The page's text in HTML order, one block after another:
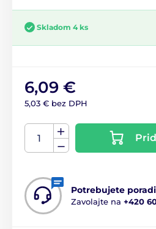
Skladom 4 ks
6,09 €
5,03 € bez DPH
Potrebujete
Zavolajte na +420